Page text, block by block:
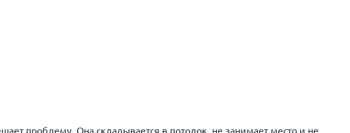
проблему. Она складывается в потолок, не занимает место и не